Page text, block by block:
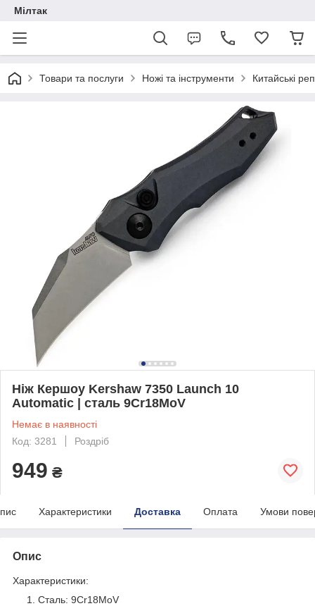
Мілтак
Товари та послуги Ножі та інструменти Китайські
Ніж Кершоу Kershaw 7350 Launch 10
Automatic | сталь 9Cr18MoV
Немає в наявності
Код: 3281
Роздріб
949 ₴
Характеристики Доставка Оплата Умови
Опис
Характеристики:
Сталь: 9Cr18MoV